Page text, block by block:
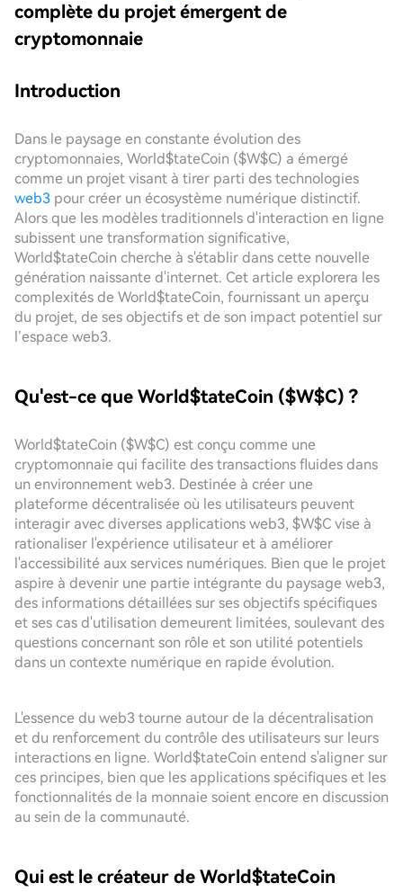
complète du projet émergent de
cryptomonnaie
Introduction
Dans le paysage en constante évolution des
cryptomonnaies, World$tateCoin ($W$C) a émergé
comme un projet visant à tirer parti des technologies
web3 pour créer un écosystème numérique distinctif.
Alors que les modèles traditionnels d'interaction en ligne
subissent une transformation significative,
World$tateCoin cherche à s'établir dans cette nouvelle
génération naissante d'internet. Cet article explorera les
complexités de World$tateCoin, fournissant un aperçu
du projet, de ses objectifs et de son impact potentiel sur
l’espace web3.
Qu'est-ce que World$tateCoin ($W$C) ?
World$tateCoin ($W$C) est conçu comme une
cryptomonnaie qui facilite des transactions fluides dans
un environnement web3. Destinée à créer une
plateforme décentralisée où les utilisateurs peuvent
interagir avec diverses applications web3, $W$C vise à
rationaliser l'expérience utilisateur et à améliorer
l'accessibilité aux services numériques. Bien que le projet
aspire à devenir une partie intégrante du paysage web3,
des informations détaillées sur ses objectifs spécifiques
et ses cas d'utilisation demeurent limitées, soulevant des
questions concernant son rôle et son utilité potentiels
dans un contexte numérique en rapide évolution.
L'essence du web3 tourne autour de la décentralisation
et du renforcement du contrôle des utilisateurs sur leurs
interactions en ligne. World$tateCoin entend s'aligner sur
ces principes, bien que les applications spécifiques et les
fonctionnalités de la monnaie soient encore en discussion
au sein de la communauté.
Qui est le créateur de World$tateCoin